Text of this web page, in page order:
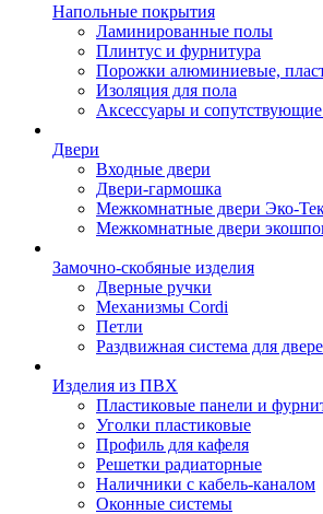
Напольные покрытия
Ламинированные полы
Плинтус и фурнитура
Порожки алюминиевые,
Изоляция для пола
Аксессуары и
Двери
Входные двери
Двери-гармошка
Межкомнатные двери Эко-
Межкомнатные двери
Замочно-скобяные изделия
Дверные ручки
Механизмы Cordi
Петли
Раздвижная система для
Изделия из ПВХ
Пластиковые панели и
Уголки пластиковые
Профиль для кафеля
Решетки радиаторные
Наличники с кабель-каналом
Оконные системы